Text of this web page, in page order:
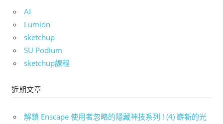
AI
Lumion
sketchup
SU Podium
sketchup課程
近期文章
解鎖 Enscape 使用者忽略的隱藏神技系列 ! (4) 嶄新的光